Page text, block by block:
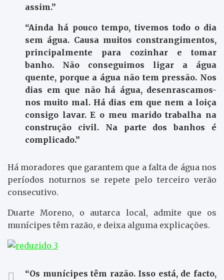
assim.”
“Ainda há pouco tempo, tivemos todo o dia
sem água. Causa muitos constrangimentos,
principalmente para cozinhar e tomar
banho. Não conseguimos ligar a água
quente, porque a água não tem pressão. Nos
dias em que não há água, desenrascamos-
nos muito mal. Há dias em que nem a loiça
consigo lavar. E o meu marido trabalha na
construção civil. Na parte dos banhos é
complicado.”
Há moradores que garantem que a falta de água nos
períodos noturnos se repete pelo terceiro verão
consecutivo.
Duarte Moreno, o autarca local, admite que os
munícipes têm razão, e deixa alguma explicações.
“Os munícipes têm razão. Isso está, de facto,